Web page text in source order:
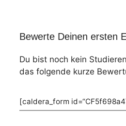
Bewerte Deinen ersten
Du bist noch kein
das folgende kurze
[caldera_form